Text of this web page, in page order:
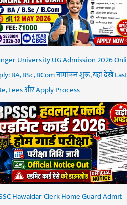
University UG Admission 2026
BA, BSc, BCom नामांकन शुरू, यहां देखें Last
Fees और Apply Process
Hawaldar Clerk Home Guard Admit